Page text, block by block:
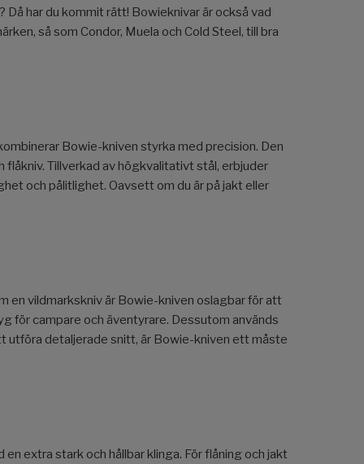
Då har du kommit rätt! Bowieknivar är också vad
så som Condor, Muela och Cold Steel, till bra
Bowie-kniven styrka med precision. Den
Tillverkad av högkvalitativt stål, erbjuder
och pålitlighet. Oavsett om du är på jakt eller
en vildmarkskniv är Bowie-kniven oslagbar för att
för campare och äventyrare. Dessutom används
utföra detaljerade snitt, är Bowie-kniven ett måste
extra stark och hållbar klinga. För flåning och jakt